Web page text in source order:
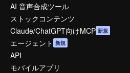
AI 音声合成ツール
ストックコンテンツ
Claude/ChatGPT向けMCP 新規
エージェント 新規
API
モバイルアプリ